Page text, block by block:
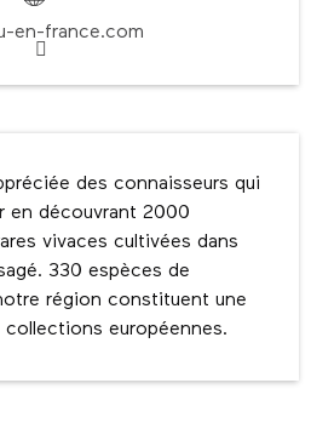
en-france.com
des connaisseurs qui
en découvrant 2000
vivaces cultivées dans
330 espèces de
région constituent une
européennes.